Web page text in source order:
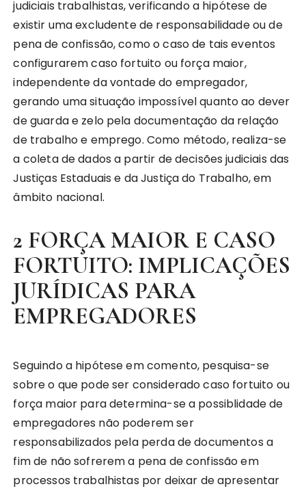
judiciais trabalhistas, verificando a hipótese de
existir uma excludente de responsabilidade ou de
pena de confissão, como o caso de tais eventos
configurarem caso fortuito ou força maior,
independente da vontade do empregador,
gerando uma situação impossível quanto ao dever
de guarda e zelo pela documentação da relação
de trabalho e emprego. Como método, realiza-se
a coleta de dados a partir de decisões judiciais das
Justiças Estaduais e da Justiça do Trabalho, em
âmbito nacional.
2 FORÇA MAIOR E CASO
FORTUITO: IMPLICAÇÕES
JURÍDICAS PARA
EMPREGADORES
Seguindo a hipótese em comento, pesquisa-se
sobre o que pode ser considerado caso fortuito ou
força maior para determina-se a possiblidade de
empregadores não poderem ser
responsabilizados pela perda de documentos a
fim de não sofrerem a pena de confissão em
processos trabalhistas por deixar de apresentar